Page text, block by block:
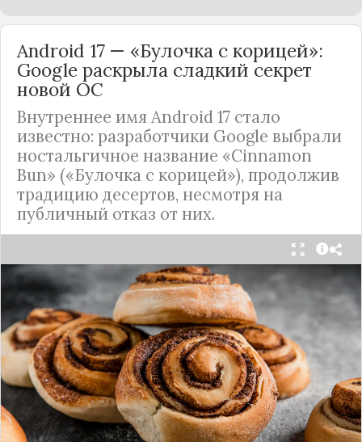
Android 17 — «Булочка с корицей»:
Google раскрыла сладкий секрет
новой ОС
Внутреннее имя Android 17 стало
известно: разработчики Google выбрали
ностальгичное название «Cinnamon
Bun» («Булочка с корицей»), продолжив
традицию десертов, несмотря на
публичный отказ от них.
Стало известно внутреннее кодовое имя
следующей крупной версии Android. Как
сообщают источники, Android 17, релиз которой
ожидается в 2026 году, разрабатывается под
названием«Cinnamon Bun»(«Булочка с
корицей»).
Это решение продолжает знаменитую традицию
Google называть версии Android в честь
сладостей и десертов (Cupcake, Donut, KitKat и
т.д.), хотя компанияпрекратила публично